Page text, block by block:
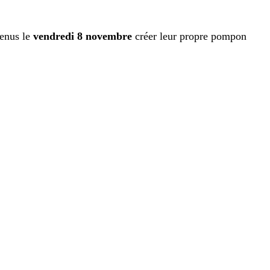
le vendredi 8 novembre créer leur propre pompon